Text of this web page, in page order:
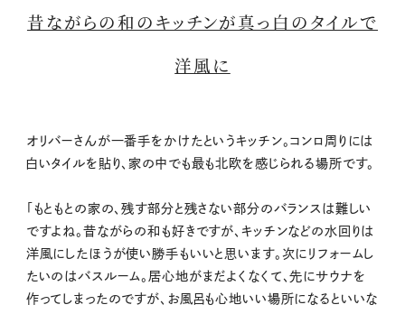
昔ながらの和のキッチンが真っ白のタイルで
洋風に
オリバーさんが一番手をかけたというキッチン。コンロ周りには
白いタイルを貼り、家の中でも最も北欧を感じられる場所です。
「もともとの家の、残す部分と残さない部分のバランスは難しい
ですよね。昔ながらの和も好きですが、キッチンなどの水回りは
洋風にしたほうが使い勝手もいいと思います。次にリフォームし
たいのはバスルーム。居心地がまだよくなくて、先にサウナを
作ってしまったのですが、お風呂も心地いい場所になるといいな